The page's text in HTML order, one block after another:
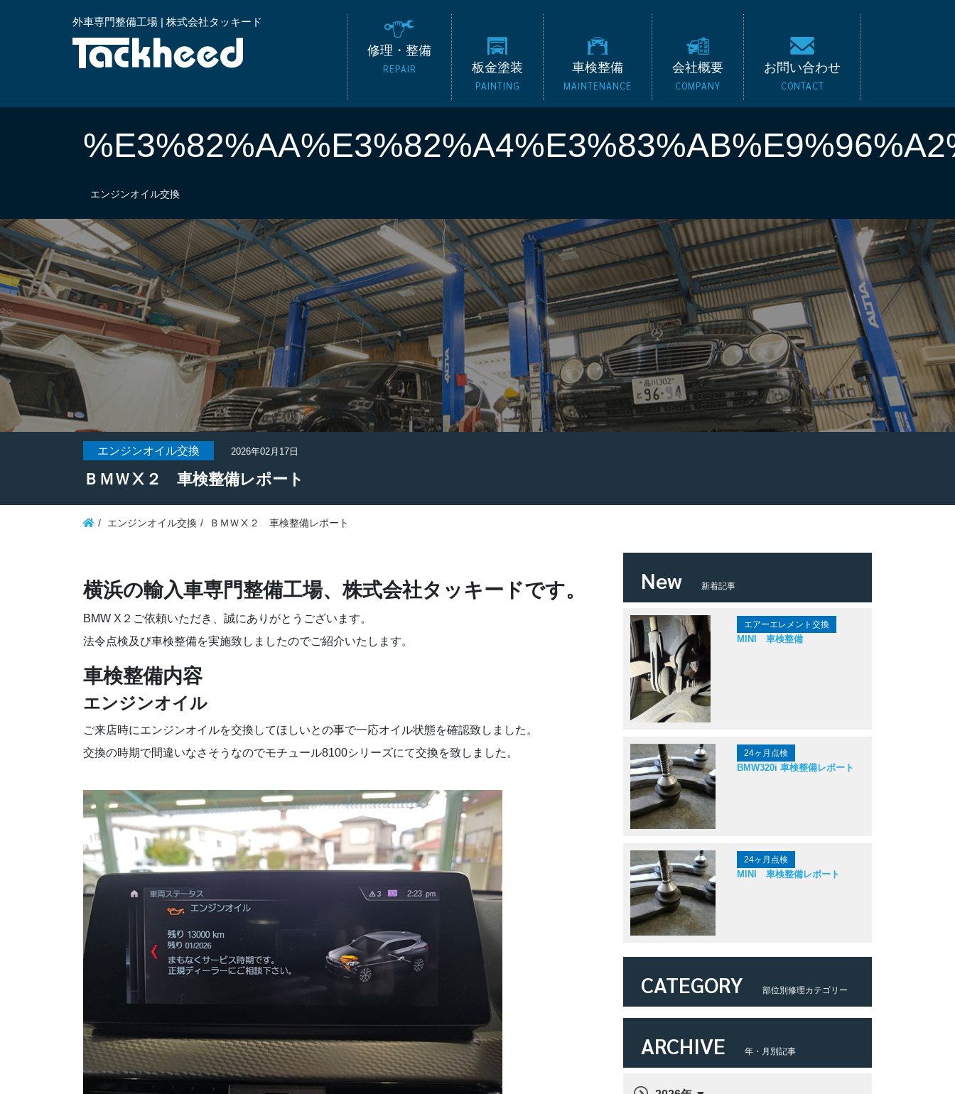
外車専門整備工場 | 株式会社タッキード
横浜の外車専門整備工場 タッキード｜BMW・ベンツ
修理・整備
REPAIR 板金塗装
PAINTING
車検整備
MAINTENANCE
会社概要
COMPANY
お問い合わせ
CONTACT
エンジンオイル交換
エンジンオイル交換 2026年02月17日
ＢＭＷⅩ２ 車検整備レポート
エンジンオイル交換 ＢＭＷⅩ２ 車検整備レポート
横浜の輸入車専門整備工場、株式会社タッキードです。
BMW X２ご依頼いただき、誠にありがとうございます。
法令点検及び車検整備を実施致しましたのでご紹介いたします。
車検整備内容
エンジンオイル
ご来店時にエンジンオイルを交換してほしいとの事で一応オイル状態を確認致しました。
交換の時期で間違いなさそうなのでモチュール8100シリーズにて交換を致しました。
New 新着記事
エアーエレメント交換
MINI 車検整備
24ヶ月点検
BMW320i 車検整備レポート
24ヶ月点検
MINI 車検整備レポート
CATEGORY 部位別修理カテゴリー
ARCHIVE 年・月別記事